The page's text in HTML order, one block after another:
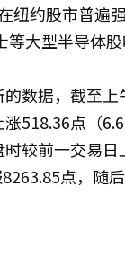
纽约股市普遍
等大型半导体股
数据，截至上
518.36点（
较前一交易日
8263.85点，随